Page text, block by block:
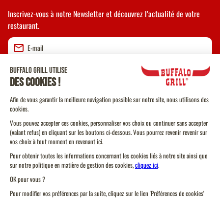
Inscrivez-vous à notre Newsletter et découvrez l’actualité de votre
restaurant.
Valider
CGU
CGV Vente à emporter
CGU Programme de Fidélité
Politique Cookies
Protection des données personnelles